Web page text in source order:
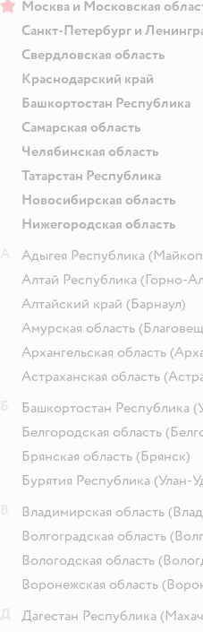
Москва и Московская
Санкт-Петербург и
Свердловская область
Краснодарский край
Башкортостан Республика
Самарская область
Челябинская область
Татарстан Республика
Новосибирская область
Нижегородская область
Адыгея Республика
Алтай Республика (Горно-
Алтайский край (Барнаул)
Амурская область
Архангельская область
Астраханская область
Башкортостан Республика
Белгородская область
Брянская область (Брянск)
Бурятия Республика (Улан-
Владимирская область
Волгоградская область
Вологодская область
Воронежская область
Дагестан Республика